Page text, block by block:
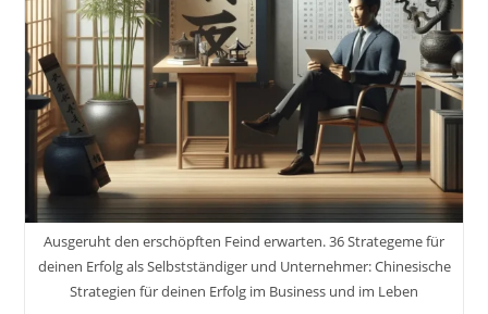
Ausgeruht den erschöpften Feind erwarten. 36 Strategeme für
deinen Erfolg als Selbstständiger und Unternehmer: Chinesische
Strategien für deinen Erfolg im Business und im Leben